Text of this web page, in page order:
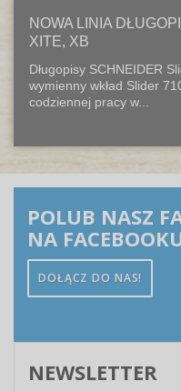
NOWA LINIA
XITE, XB
Długopisy SCHNEIDER
wymienny wkład Slider
codziennej pracy w...
POLUB NASZ
NA
DOŁĄCZ DO NAS!
NEWSLETTER